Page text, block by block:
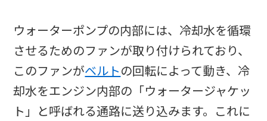
ウォーターポンプの内部には、冷却水を循環
させるためのファンが取り付けられており、
このファンがベルトの回転によって動き、冷
却水をエンジン内部の「ウォータージャケッ
ト」と呼ばれる通路に送り込みます。これに